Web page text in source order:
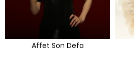
Affet Son Defa